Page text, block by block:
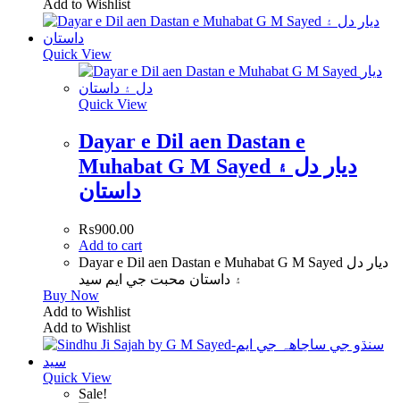
Add to Wishlist
Quick View
Quick View
Dayar e Dil aen Dastan e
Muhabat G M Sayed ديار دل ۽
داستان
₨900.00
Add to cart
Dayar e Dil aen Dastan e Muhabat G M Sayed ديار دل
۽ داستان محبت جي ايم سيد
Buy Now
Add to Wishlist
Add to Wishlist
Quick View
Sale!